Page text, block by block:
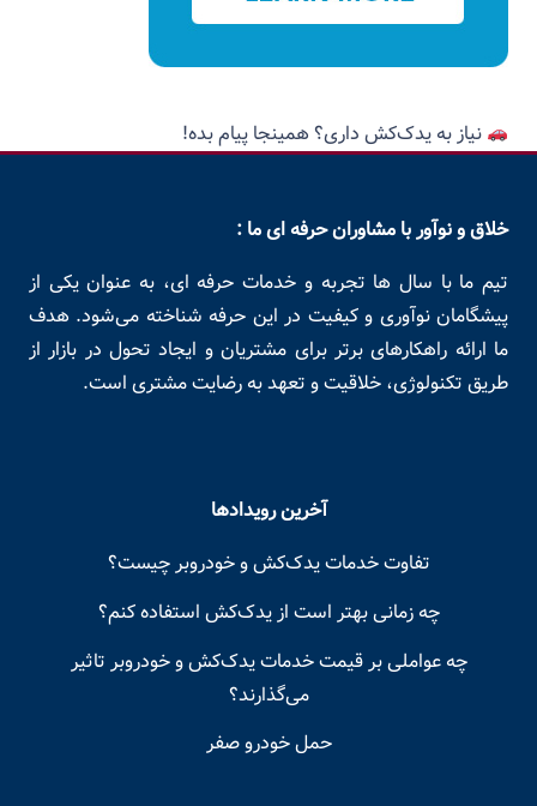
نیاز به یدک‌کش داری؟ همینجا پیام بده!
خلاق و نوآور با مشاوران حرفه ای ما :
تیم ما با سال ها تجربه و خدمات حرفه ای، به عنوان یکی از
پیشگامان نوآوری و کیفیت در این حرفه شناخته می‌شود. هدف
ما ارائه راهکارهای برتر برای مشتریان و ایجاد تحول در بازار از
طریق تکنولوژی، خلاقیت و تعهد به رضایت مشتری است.
آخرین رویدادها
تفاوت خدمات یدک‌کش و خودروبر چیست؟
چه زمانی بهتر است از یدک‌کش استفاده کنم؟
چه عواملی بر قیمت خدمات یدک‌کش و خودروبر تاثیر
می‌گذارند؟
حمل خودرو صفر